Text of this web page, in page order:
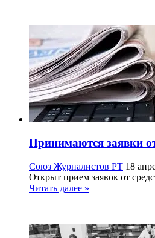
Принимаются заявки
Союз Журналистов РТ 18
Открыт прием заявок от
Читать далее »